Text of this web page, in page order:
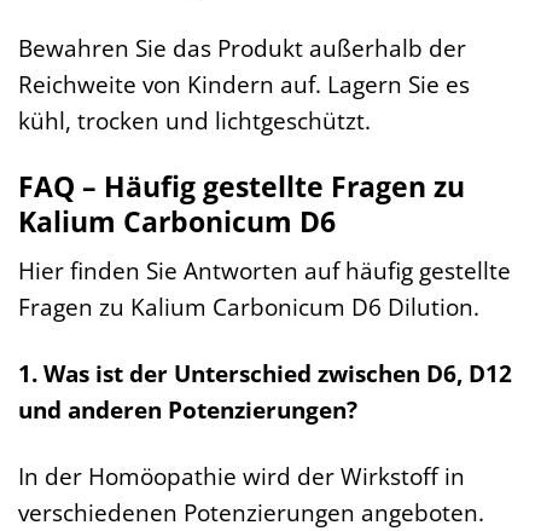
Bewahren Sie das Produkt außerhalb der
Reichweite von Kindern auf. Lagern Sie es
kühl, trocken und lichtgeschützt.
FAQ – Häufig gestellte Fragen zu
Kalium Carbonicum D6
Hier finden Sie Antworten auf häufig gestellte
Fragen zu Kalium Carbonicum D6 Dilution.
1. Was ist der Unterschied zwischen D6, D12
und anderen Potenzierungen?
In der Homöopathie wird der Wirkstoff in
verschiedenen Potenzierungen angeboten.